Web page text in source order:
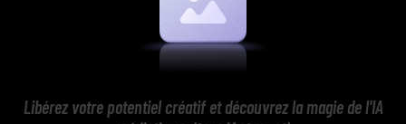
Libérez votre potentiel créatif et découvrez la magie de l'IA